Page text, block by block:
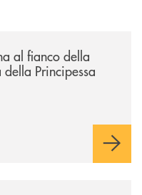
al fianco della
Principessa